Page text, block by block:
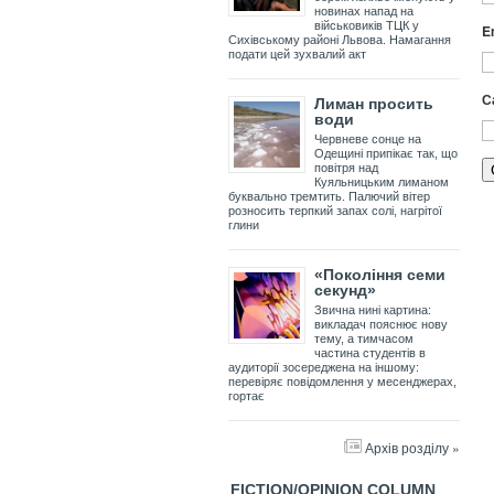
новинах напад на
військовиків ТЦК у
Сихівському районі Львова. Намагання
подати цей зухвалий акт
Лиман просить
води
Червневе сонце на
Одещині припікає так, що
повітря над
Куяльницьким лиманом
буквально тремтить. Палючий вітер
розносить терпкий запах солі, нагрітої
глини
«Покоління семи
секунд»
Звична нині картина:
викладач пояснює нову
тему, а тимчасом
частина студентів в
аудиторії зосереджена на іншому:
перевіряє повідомлення у месенджерах,
гортає
Архів розділу »
FICTION/OPINION COLUMN